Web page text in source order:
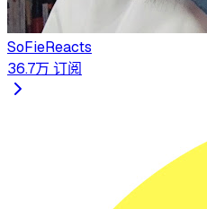
SoFieReacts
36.7万 订阅